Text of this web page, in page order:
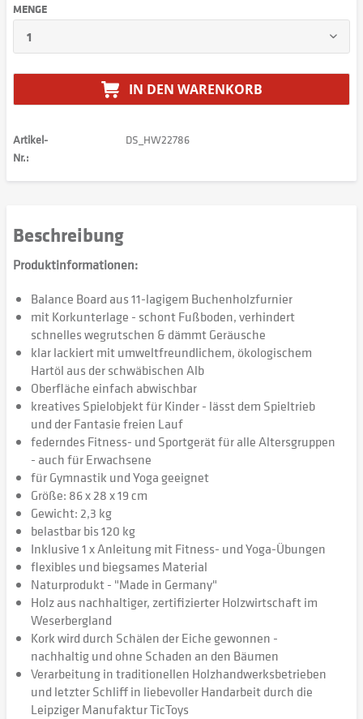
MENGE
IN DEN WARENKORB
Artikel-
Nr.:
DS_HW22786
Beschreibung
Produktinformationen:
Balance Board aus 11-lagigem Buchenholzfurnier
mit Korkunterlage - schont Fußboden, verhindert
schnelles wegrutschen & dämmt Geräusche
klar lackiert mit umweltfreundlichem, ökologischem
Hartöl aus der schwäbischen Alb
Oberfläche einfach abwischbar
kreatives Spielobjekt für Kinder - lässt dem Spieltrieb
und der Fantasie freien Lauf
federndes Fitness- und Sportgerät für alle Altersgruppen
- auch für Erwachsene
für Gymnastik und Yoga geeignet
Größe: 86 x 28 x 19 cm
Gewicht: 2,3 kg
belastbar bis 120 kg
Inklusive 1 x Anleitung mit Fitness- und Yoga-Übungen
flexibles und biegsames Material
Naturprodukt - "Made in Germany"
Holz aus nachhaltiger, zertifizierter Holzwirtschaft im
Weserbergland
Kork wird durch Schälen der Eiche gewonnen -
nachhaltig und ohne Schaden an den Bäumen
Verarbeitung in traditionellen Holzhandwerksbetrieben
und letzter Schliff in liebevoller Handarbeit durch die
Leipziger Manufaktur TicToys